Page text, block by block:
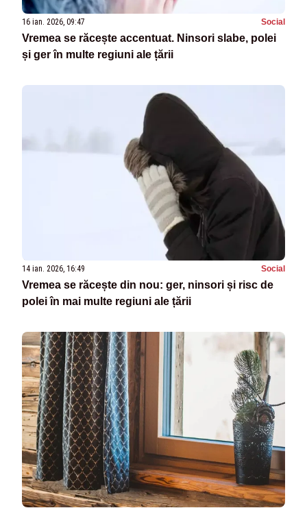
16 ian. 2026, 09:47 Social
Vremea se răcește accentuat. Ninsori slabe, polei
și ger în multe regiuni ale țării
14 ian. 2026, 16:49 Social
Vremea se răcește din nou: ger, ninsori și risc de
polei în mai multe regiuni ale țării